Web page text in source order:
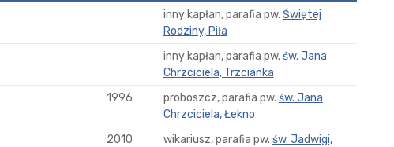
inny kapłan, parafia pw. Świętej
Rodziny, Piła
inny kapłan, parafia pw. św. Jana
Chrzciciela, Trzcianka
1996 proboszcz, parafia pw. św. Jana
Chrzciciela, Łekno
2010 wikariusz, parafia pw. św. Jadwigi,